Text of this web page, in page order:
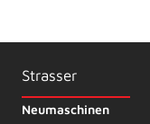
Strasser
Neumaschinen